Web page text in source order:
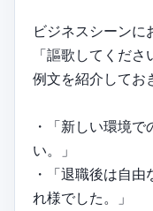
ビジネスシーンに
「謳歌してくださ
例文を紹介してお
・「新しい環境
い。」
・「退職後は自
れ様でした。」